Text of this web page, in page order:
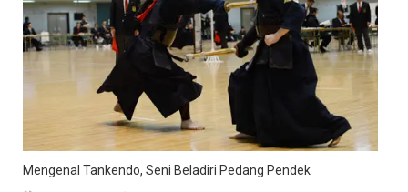
Mengenal Tankendo, Seni Beladiri Pedang Pendek